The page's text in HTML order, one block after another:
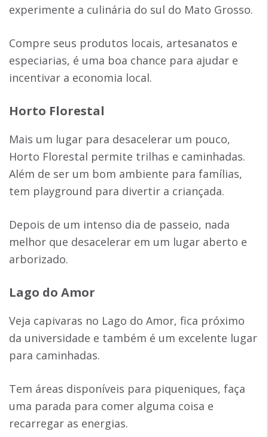
experimente a culinária do sul do Mato Grosso.
Compre seus produtos locais, artesanatos e
especiarias, é uma boa chance para ajudar e
incentivar a economia local.
Horto Florestal
Mais um lugar para desacelerar um pouco,
Horto Florestal permite trilhas e caminhadas.
Além de ser um bom ambiente para famílias,
tem playground para divertir a criançada.
Depois de um intenso dia de passeio, nada
melhor que desacelerar em um lugar aberto e
arborizado.
Lago do Amor
Veja capivaras no Lago do Amor, fica próximo
da universidade e também é um excelente lugar
para caminhadas.
Tem áreas disponíveis para piqueniques, faça
uma parada para comer alguma coisa e
recarregar as energias.